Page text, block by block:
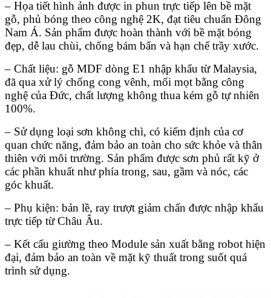
– Họa tiết hình ảnh được in phun trực tiếp lên bề mặt
gỗ, phủ bóng theo công nghệ 2K, đạt tiêu chuẩn Đông
Nam Á. Sản phẩm được hoàn thành với bề mặt bóng
đẹp, dễ lau chùi, chống bám bẩn và hạn chế trầy xước.
– Chất liệu: gỗ MDF dòng E1 nhập khẩu từ Malaysia,
đã qua xử lý chống cong vênh, mối mọt bằng công
nghệ của Đức, chất lượng không thua kém gỗ tự nhiên
100%.
– Sử dụng loại sơn không chì, có kiểm định của cơ
quan chức năng, đảm bảo an toàn cho sức khỏe và thân
thiên với môi trường. Sản phẩm được sơn phủ rất kỹ ở
các phần khuất như phía trong, sau, gầm và nóc, các
góc khuất.
– Phụ kiện: bản lề, ray trượt giảm chấn được nhập khẩu
trực tiếp từ Châu Âu.
– Kết cấu giường theo Module sản xuất bằng robot hiện
đại, đảm bảo an toàn về mặt kỹ thuất trong suốt quá
trình sử dụng.